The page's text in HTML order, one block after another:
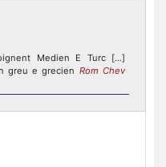
Medien E Turc [...]
greu e grecien Rom Chev